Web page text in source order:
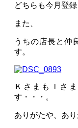
どちらも今月登
また、
うちの店長と仲
す。
ＫさまもＩさ
す・・・。
ありがたや、あり